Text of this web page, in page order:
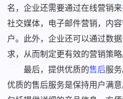
名，企业还需要通过在线营销来
社交媒体，电子邮件营销，内
户。此外，企业还可以通过数
求，从而制定更有效的营销策略
最后，提供优质的售后服
优质的售后服务是保持用户满